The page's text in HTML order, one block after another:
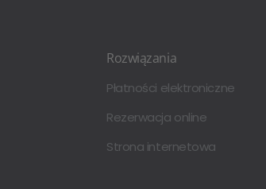
Rozwiązania
Płatności elektroniczne
Rezerwacja online
Strona internetowa